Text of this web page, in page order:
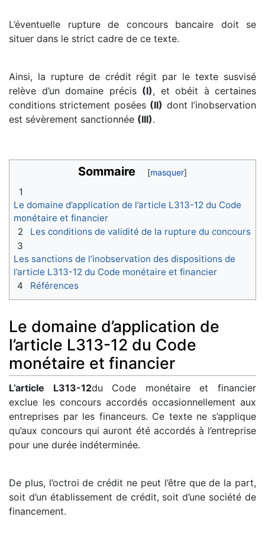
L’éventuelle rupture de concours bancaire doit se
situer dans le strict cadre de ce texte.
Ainsi, la rupture de crédit régit par le texte susvisé
relève d’un domaine précis (I), et obéit à certaines
conditions strictement posées (II) dont l’inobservation
est sévèrement sanctionnée (III).
Sommaire
1
Le domaine d’application de l’article L313-12 du Code
monétaire et financier
2
Les conditions de validité de la rupture du concours
3
Les sanctions de l’inobservation des dispositions de
l’article L313-12 du Code monétaire et financier
4
Références
Le domaine d’application de
l’article L313-12 du Code
monétaire et financier
L’article L313-12du Code monétaire et financier
exclue les concours accordés occasionnellement aux
entreprises par les financeurs. Ce texte ne s’applique
qu’aux concours qui auront été accordés à l’entreprise
pour une durée indéterminée.
De plus, l’octroi de crédit ne peut l’être que de la part,
soit d’un établissement de crédit, soit d’une société de
financement.